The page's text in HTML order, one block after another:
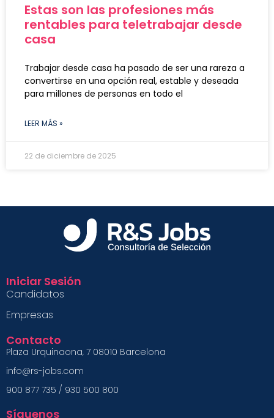
Estas son las profesiones más
rentables para teletrabajar desde
casa
Trabajar desde casa ha pasado de ser una rareza a
convertirse en una opción real, estable y deseada
para millones de personas en todo el
LEER MÁS »
22 de diciembre de 2025
Iniciar Sesión
Candidatos
Empresas
Contacto
Plaza Urquinaona, 7 08010 Barcelona
info@rs-jobs.com
900 877 735 / 930 500 800
Síguenos